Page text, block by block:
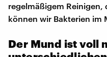
regelmäßigem Reinigen,
können wir Bakterien im
Der Mund ist voll